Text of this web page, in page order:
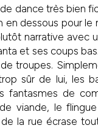
dance très bien
en dessous pour
narrative avec
et ses coups
troupes.
sûr de lui, les
fantasmes de
viande, le
la rue écrase